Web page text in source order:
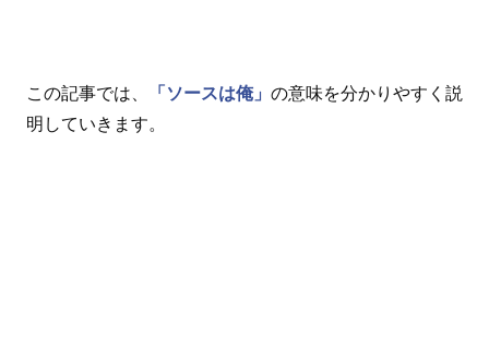
この記事では、 「ソースは俺」 の意味を分かりやすく説
明していきます。